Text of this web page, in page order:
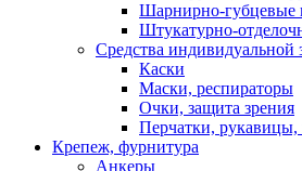
Шарнирно-губцевые
Штукатурно-
Средства индивидуальной
Каски
Маски, респираторы
Очки, защита зрения
Перчатки, рукавицы,
Крепеж, фурнитура
Анкеры